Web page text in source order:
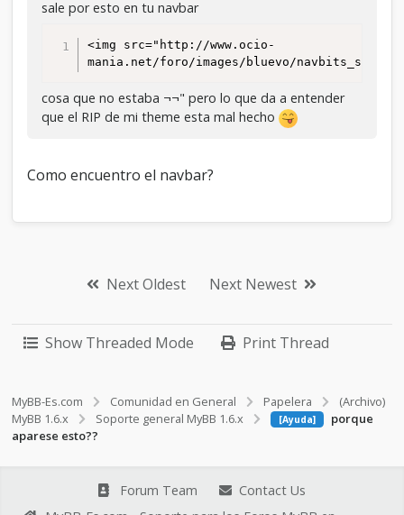
sale por esto en tu navbar
<img src="http://www.ocio-
mania.net/foro/images/bluevo/
cosa que no estaba ¬¬" pero lo que da a entender
que el RIP de mi theme esta mal hecho
Como encuentro el navbar?
Next Oldest Next Newest
Show Threaded Mode Print Thread
MyBB-Es.com Comunidad en General Papelera
(Archivo)
MyBB 1.6.x
Soporte general MyBB 1.6.x [Ayuda]
porque
aparese esto??
Forum Team
Contact Us